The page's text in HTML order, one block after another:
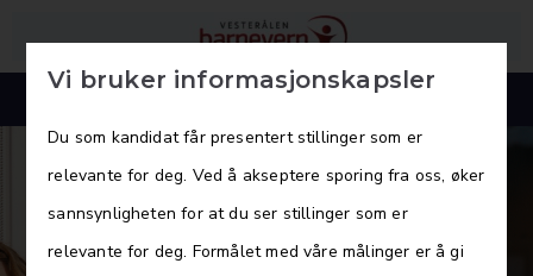
Vi bruker informasjonskapsler
Du som kandidat får presentert stillinger som er
relevante for deg. Ved å akseptere sporing fra oss, øker
sannsynligheten for at du ser stillinger som er
relevante for deg. Formålet med våre målinger er å gi
Vesterålen barnevern søker